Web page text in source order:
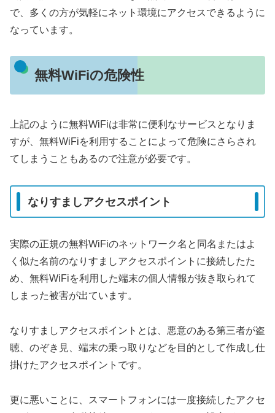
で、多くの方が気軽にネット環境にアクセスできるように
なっています。
無料WiFiの危険性
上記のように無料WiFiは非常に便利なサービスとなりま
すが、無料WiFiを利用することによって危険にさらされ
てしまうこともあるので注意が必要です。
なりすましアクセスポイント
実際の正規の無料WiFiのネットワーク名と同名またはよ
く似た名前のなりすましアクセスポイントに接続したた
め、無料WiFiを利用した端末の個人情報が抜き取られて
しまった被害が出ています。
なりすましアクセスポイントとは、悪意のある第三者が盗
聴、のぞき見、端末の乗っ取りなどを目的として作成し仕
掛けたアクセスポイントです。
更に悪いことに、スマートフォンには一度接続したアクセ